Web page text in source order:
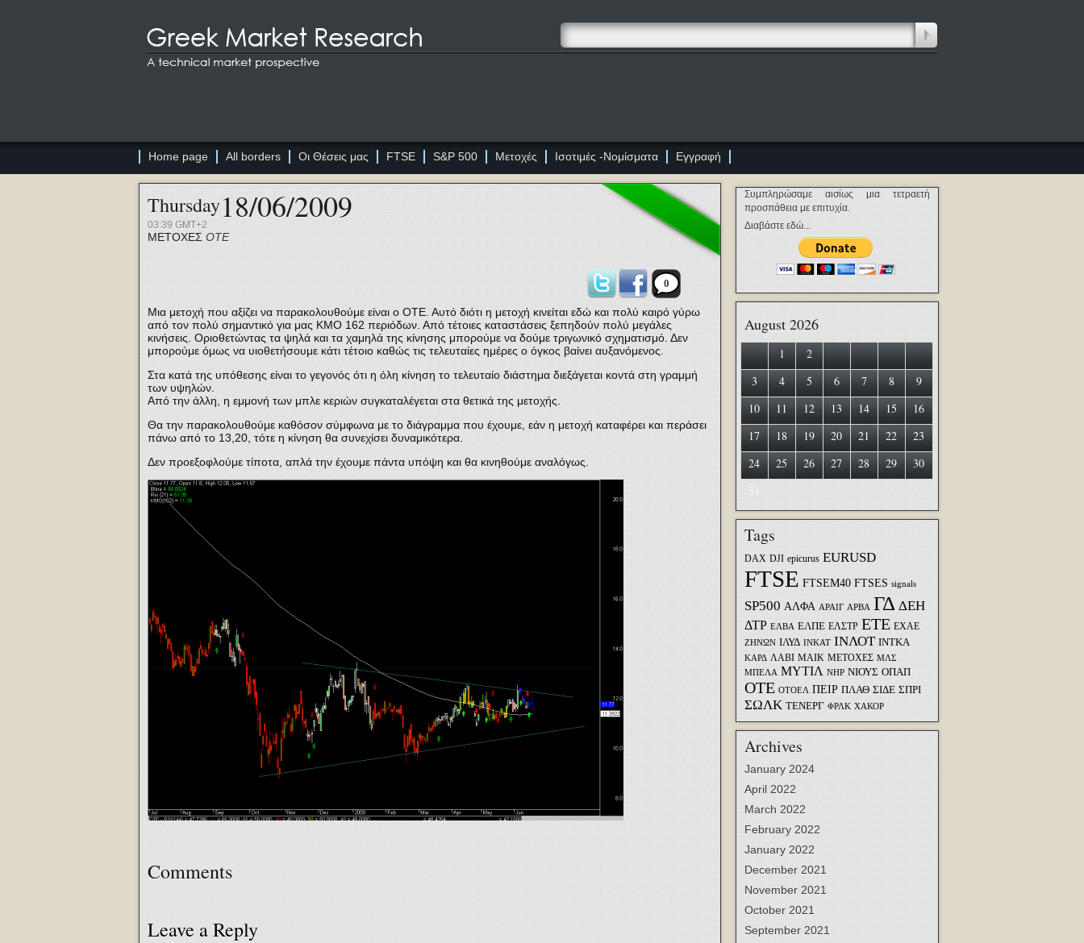
Home page All borders Οι Θέσεις μας FTSE S&P 500 Μετοχές Ισοτιμές -Νομίσματα Εγγραφή
Thursday18/06/2009
03:39 GMT+2
ΜΕΤΟΧΕΣ ΟΤΕ
0
Μια μετοχή που αξίζει να παρακολουθούμε είναι ο ΟΤΕ. Αυτό διότι η μετοχή κινείται εδώ και πολύ καιρό γύρω
από τον πολύ σημαντικό για μας ΚΜΟ 162 περιόδων. Από τέτοιες καταστάσεις ξεπηδούν πολύ μεγάλες
κινήσεις. Οριοθετώντας τα ψηλά και τα χαμηλά της κίνησης μπορούμε να δούμε τριγωνικό σχηματισμό. Δεν
μπορούμε όμως να υιοθετήσουμε κάτι τέτοιο καθώς τις τελευταίες ημέρες ο όγκος βαίνει αυξανόμενος.
Στα κατά της υπόθεσης είναι το γεγονός ότι η όλη κίνηση το τελευταίο διάστημα διεξάγεται κοντά στη γραμμή
των υψηλών.
Από την άλλη, η εμμονή των μπλε κεριών συγκαταλέγεται στα θετικά της μετοχής.
Θα την παρακολουθούμε καθόσον σύμφωνα με το διάγραμμα που έχουμε, εάν η μετοχή καταφέρει και περάσει
πάνω από το 13,20, τότε η κίνηση θα συνεχίσει δυναμικότερα.
Δεν προεξοφλούμε τίποτα, απλά την έχουμε πάντα υπόψη και θα κινηθούμε αναλόγως.
Comments
Leave a Reply
Συμπληρώσαμε αισίως μια τετραετή
προσπάθεια με επιτυχία.
Διαβάστε εδώ...
August 2026
1
2
3
4 5 6 7 8
9
10
11 12 13 14 15
16
17
18 19 20 21 22
23
24
25 26 27 28 29
30
31
Tags
DAX DJI epicurus EURUSD
FTSE FTSEM40 FTSES signals
SP500 ΑΛΦΑ ΑΡΑΙΓ ΑΡΒΑ ΓΔ ΔΕΗ
ΔΤΡ ΕΛΒΑ ΕΛΠΕ ΕΛΣΤΡ ΕΤΕ ΕΧΑΕ
ΖΗΝΩΝ ΙΛΥΔ ΙΝΚΑΤ ΙΝΛΟΤ ΙΝΤΚΑ
ΚΑΡΔ ΛΑΒΙ ΜΑΙΚ ΜΕΤΟΧΕΣ ΜΛΣ
ΜΠΕΛΑ ΜΥΤΙΛ ΝΗΡ ΝΙΟΥΣ ΟΠΑΠ
ΟΤΕ ΟΤΟΕΛ ΠΕΙΡ ΠΛΑΘ ΣΙΔΕ ΣΠΡΙ
ΣΩΛΚ ΤΕΝΕΡΓ ΦΡΛΚ ΧΑΚΟΡ
Archives
January 2024
April 2022
March 2022
February 2022
January 2022
December 2021
November 2021
October 2021
September 2021